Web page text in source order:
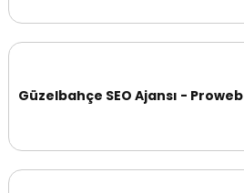
Güzelbahçe SEO Ajansı - Proweb